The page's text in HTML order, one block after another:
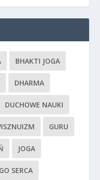
BHAKTI JOGA
DHARMA
DUCHOWE NAUKI
GURU
JOGA
SERCA